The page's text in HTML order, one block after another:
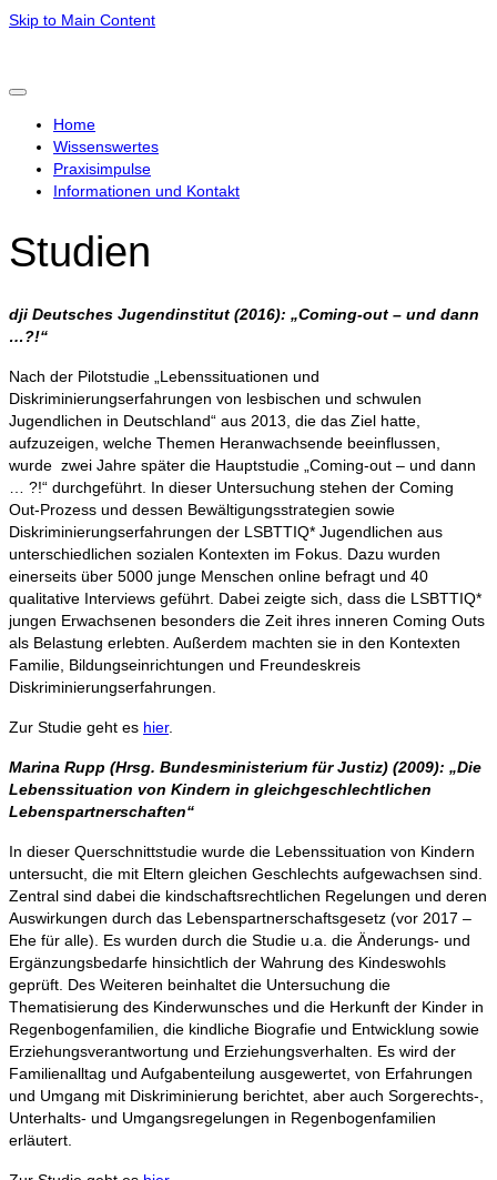
Skip to Main Content
Home
Wissenswertes
Praxisimpulse
Informationen und Kontakt
Studien
dji Deutsches Jugendinstitut (2016): „Coming-out – und dann
…?!“
Nach der Pilotstudie „Lebenssituationen und
Diskriminierungserfahrungen von lesbischen und schwulen
Jugendlichen in Deutschland“ aus 2013, die das Ziel hatte,
aufzuzeigen, welche Themen Heranwachsende beeinflussen,
wurde zwei Jahre später die Hauptstudie „Coming-out – und dann
… ?!“ durchgeführt. In dieser Untersuchung stehen der Coming
Out-Prozess und dessen Bewältigungsstrategien sowie
Diskriminierungserfahrungen der LSBTTIQ* Jugendlichen aus
unterschiedlichen sozialen Kontexten im Fokus. Dazu wurden
einerseits über 5000 junge Menschen online befragt und 40
qualitative Interviews geführt. Dabei zeigte sich, dass die LSBTTIQ*
jungen Erwachsenen besonders die Zeit ihres inneren Coming Outs
als Belastung erlebten. Außerdem machten sie in den Kontexten
Familie, Bildungseinrichtungen und Freundeskreis
Diskriminierungserfahrungen.
Zur Studie geht es hier.
Marina Rupp (Hrsg. Bundesministerium für Justiz) (2009): „Die
Lebenssituation von Kindern in gleichgeschlechtlichen
Lebenspartnerschaften“
In dieser Querschnittstudie wurde die Lebenssituation von Kindern
untersucht, die mit Eltern gleichen Geschlechts aufgewachsen sind.
Zentral sind dabei die kindschaftsrechtlichen Regelungen und deren
Auswirkungen durch das Lebenspartnerschaftsgesetz (vor 2017 –
Ehe für alle). Es wurden durch die Studie u.a. die Änderungs- und
Ergänzungsbedarfe hinsichtlich der Wahrung des Kindeswohls
geprüft. Des Weiteren beinhaltet die Untersuchung die
Thematisierung des Kinderwunsches und die Herkunft der Kinder in
Regenbogenfamilien, die kindliche Biografie und Entwicklung sowie
Erziehungsverantwortung und Erziehungsverhalten. Es wird der
Familienalltag und Aufgabenteilung ausgewertet, von Erfahrungen
und Umgang mit Diskriminierung berichtet, aber auch Sorgerechts-,
Unterhalts- und Umgangsregelungen in Regenbogenfamilien
erläutert.